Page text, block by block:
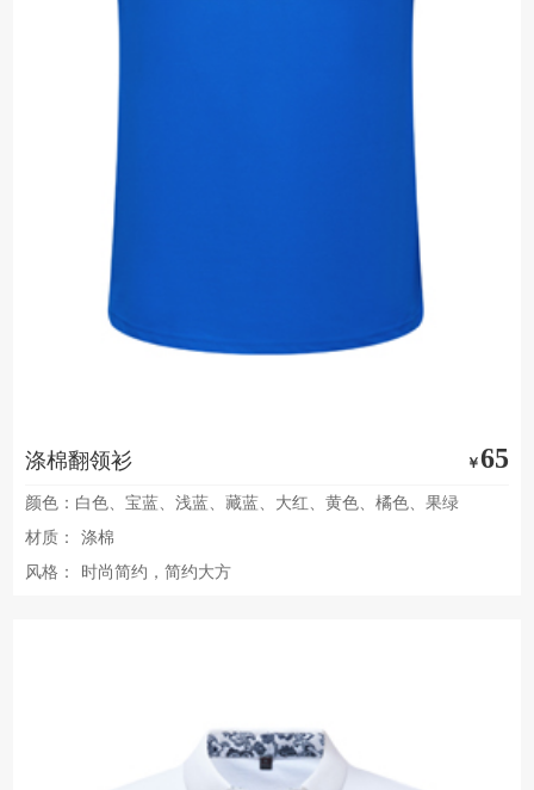
涤棉翻领衫 ￥65
颜色：白色、宝蓝、浅蓝、藏蓝、大红、黄色、橘色、果绿
材质：
涤棉
风格：
时尚简约，简约大方